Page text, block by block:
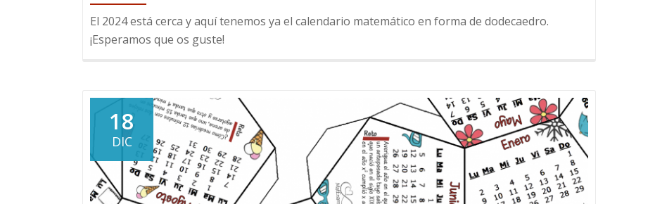
El 2024 está cerca y aquí tenemos ya el calendario matemático en forma de dodecaedro.
¡Esperamos que os guste!
18
DIC